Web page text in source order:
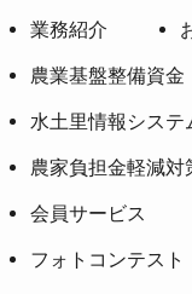
業務紹介
農業基盤整備資金
水土里情報システ
農家負担金軽減対
会員サービス
フォトコンテスト